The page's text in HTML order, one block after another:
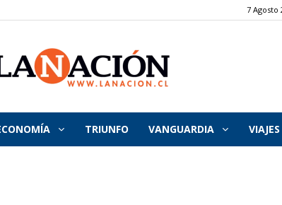
7 Agosto
La
TRIUNFO VANGUARDIA VIAJES